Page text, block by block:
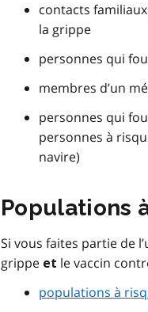
contacts
la grippe
personnes qui
membres d’un
personnes qui
personnes à
navire)
Populations
Si vous faites partie de
grippe et le vaccin
populations à